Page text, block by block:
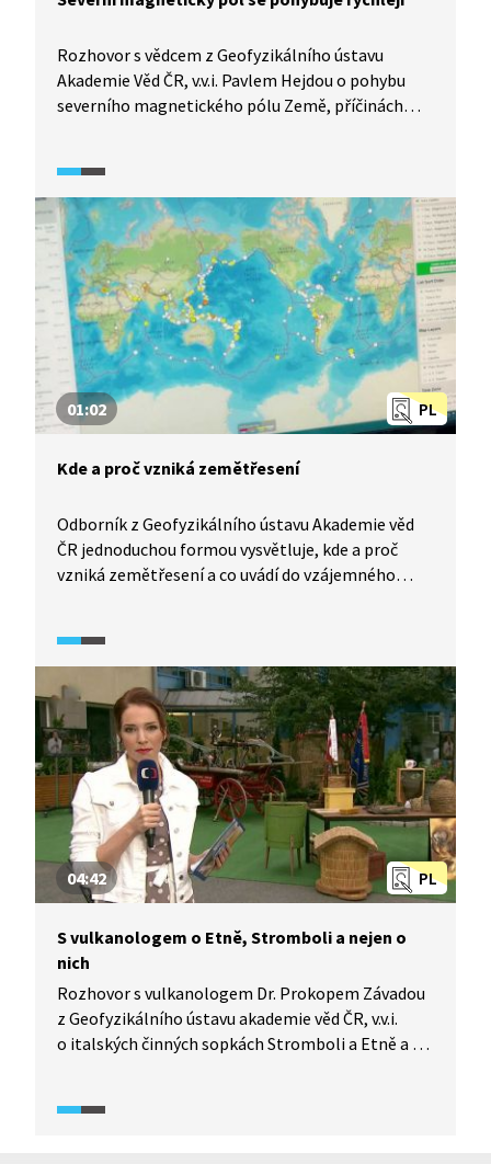
Rozhovor s vědcem z Geofyzikálního ústavu
Akademie Věd ČR, v.v.i. Pavlem Hejdou o pohybu
severního magnetického pólu Země, příčinách
PL
01:02
Kde a proč vzniká zemětřesení
Odborník z Geofyzikálního ústavu Akademie věd
ČR jednoduchou formou vysvětluje, kde a proč
vzniká zemětřesení a co uvádí do vzájemného
PL
04:42
S vulkanologem o Etně, Stromboli a nejen o
nich
Rozhovor s vulkanologem Dr. Prokopem Závadou
z Geofyzikálního ústavu akademie věd ČR, v.v.i.
o italských činných sopkách Stromboli a Etně a o
na jednu ze zdejších činných sopek a na řeku lávy,